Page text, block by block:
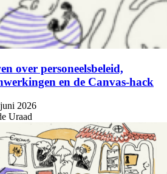
over personeelsbeleid,
en de Canvas-hack
2026
Uraad